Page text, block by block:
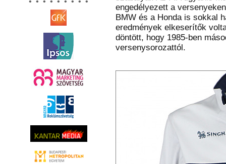
engedélyezett a
BMW és a Honda is sokkal
eredmények elkeserítők
döntött, hogy 1985-ben
versenysorozattól.